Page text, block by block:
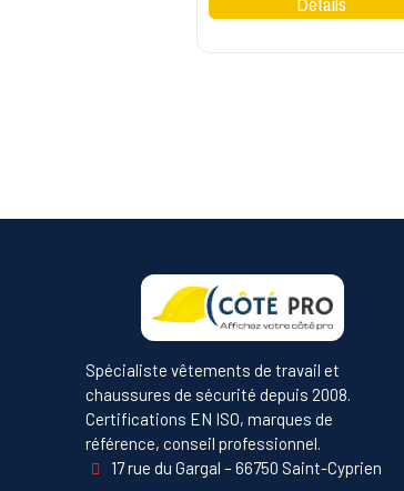
Spécialiste vêtements de travail et
chaussures de sécurité depuis 2008.
Certifications EN ISO, marques de
référence, conseil professionnel.
17 rue du Gargal – 66750 Saint-Cyprien